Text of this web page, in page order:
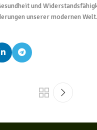
und
unserer modernen Welt.